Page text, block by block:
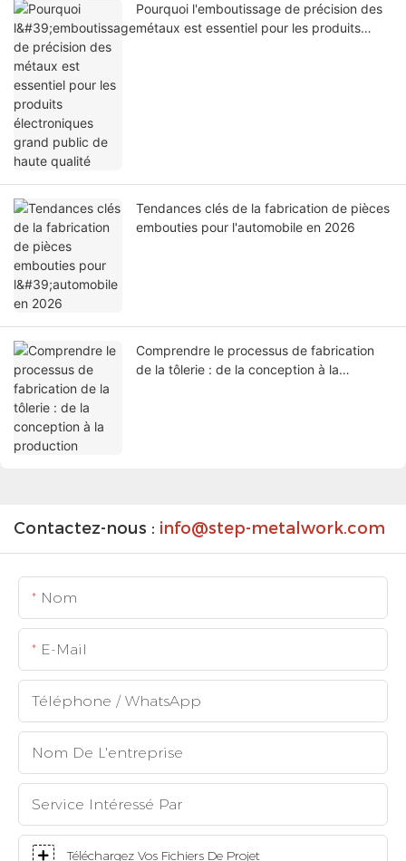
Pourquoi l'emboutissage de précision des
métaux est essentiel pour les produits
Tendances clés de la fabrication de pièces
embouties pour l'automobile en 2026
Comprendre le processus de fabrication
de la tôlerie : de la conception à la
Contactez-nous : info@step-metalwork.com
Nom
E-Mail
Téléphone / WhatsApp
Nom De L'entreprise
Service Intéressé Par
Téléchargez Vos Fichiers De Projet